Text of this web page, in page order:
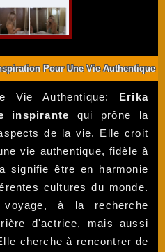
Pour Une Vie Authentique
Vie Authentique:
Erika
inspirante qui prône la
de la vie. Elle croit
vie authentique, fidèle à
signifie être en harmonie
cultures du monde.
, à la recherche
d'actrice, mais aussi
cherche à rencontrer de